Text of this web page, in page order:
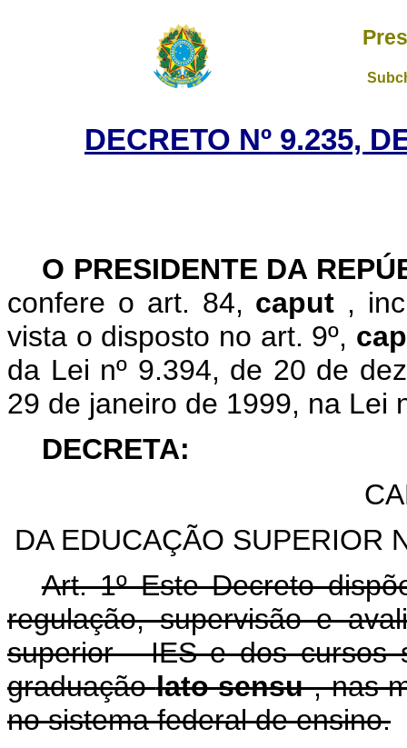
DECRETO Nº 9.235,
O PRESIDENTE DA
confere o art. 84, caput ,
vista o disposto no art. 9º,
da Lei nº 9.394, de 20 de
29 de janeiro de 1999, na Lei
DECRETA:
DA EDUCAÇÃO SUPERIOR
Art. 1º Este Decreto
regulação, supervisão e
superior - IES e dos cursos
graduaçãolato sensu, nas
no sistema federal de ensino.